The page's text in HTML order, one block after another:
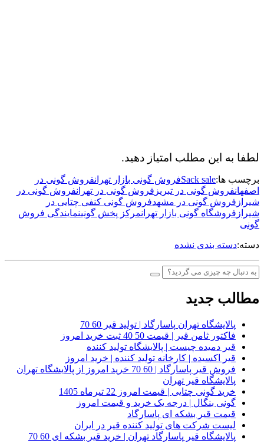
لطفا به این مطلب امتیاز دهید.
برچسب ها:Sack saleفروش گونی بازار تهرانفروش گونی در
اصفهانفروش گونی در تبریز فروش گونی در تهرانفروش گونی در
شیراز فروش گونی در مشهدفروش گونی کنفی چتایی در
شیراز فروشگاه گونی بازار تهرانمرکز پخش گونینمایندگی فروش
گونی
دسته:دسته بندی نشده
مطالب جدید
پالایشگاه تهران پاسارگاد | تولید قیر 60 70
فاکتور ثامن قیر | قیمت 50 40 ثبت خرید امروز
قیر دمیده چیست | پالایشگاه تولید کننده
قیر اکسیده | کارخانه تولید کننده | خرید امروز
فروش قیر پاسارگاد | 60 70 خرید امروز از پالایشگاه تهران
پالایشگاه قیر تهران
خرید گونی چتایی | قیمت امروز 22 تیرماه 1405
گونی بنگال | درجه یک خرید و قیمت امروز
قیمت قیر بشکه ای پاسارگاد
لیست شرکت های تولید کننده قیر در ایران
پالایشگاه قیر پاسارگاد تهران | خرید قیر بشکه ای 60 70